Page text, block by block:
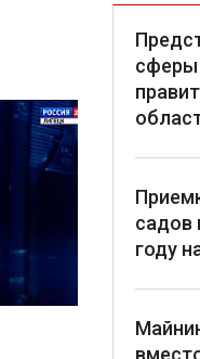
сферы
садов
году